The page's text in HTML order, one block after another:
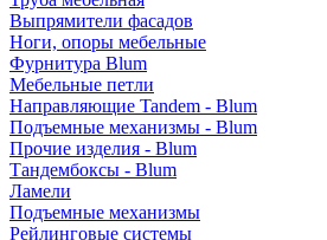
Выпрямители фасадов
Ноги, опоры мебельные
Фурнитура Blum
Мебельные петли
Направляющие Tandem - Blum
Подъемные механизмы - Blum
Прочие изделия - Blum
Тандембоксы - Blum
Ламели
Подъемные механизмы
Рейлинговые системы